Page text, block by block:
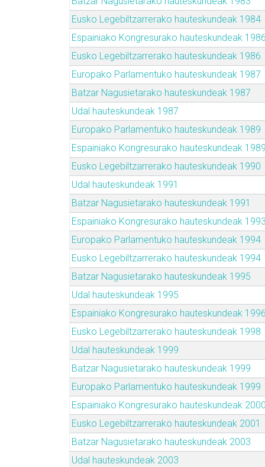
Eusko Legebiltzarrerako hauteskundeak 1984
Espainiako Kongresurako hauteskundeak 1986
Eusko Legebiltzarrerako hauteskundeak 1986
Europako Parlamentuko hauteskundeak 1987
Batzar Nagusietarako hauteskundeak 1987
Udal hauteskundeak 1987
Europako Parlamentuko hauteskundeak 1989
Espainiako Kongresurako hauteskundeak 1989
Eusko Legebiltzarrerako hauteskundeak 1990
Udal hauteskundeak 1991
Batzar Nagusietarako hauteskundeak 1991
Espainiako Kongresurako hauteskundeak 1993
Europako Parlamentuko hauteskundeak 1994
Eusko Legebiltzarrerako hauteskundeak 1994
Batzar Nagusietarako hauteskundeak 1995
Udal hauteskundeak 1995
Espainiako Kongresurako hauteskundeak 1996
Eusko Legebiltzarrerako hauteskundeak 1998
Udal hauteskundeak 1999
Batzar Nagusietarako hauteskundeak 1999
Europako Parlamentuko hauteskundeak 1999
Espainiako Kongresurako hauteskundeak 2000
Eusko Legebiltzarrerako hauteskundeak 2001
Batzar Nagusietarako hauteskundeak 2003
Udal hauteskundeak 2003